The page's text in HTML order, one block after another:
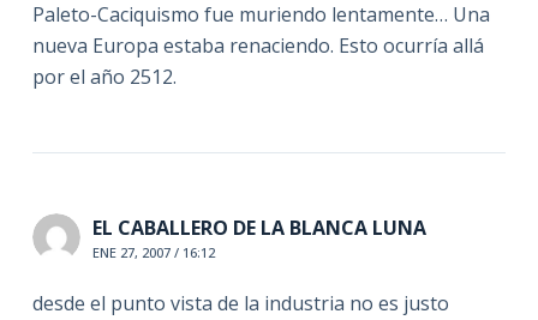
Paleto-Caciquismo fue muriendo lentamente… Una
nueva Europa estaba renaciendo. Esto ocurría allá
por el año 2512.
EL CABALLERO DE LA BLANCA LUNA
ENE 27, 2007 / 16:12
desde el punto vista de la industria no es justo